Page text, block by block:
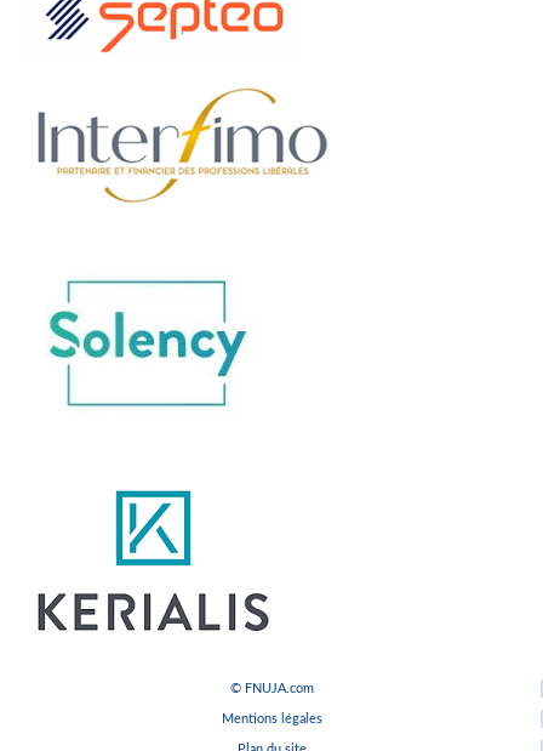
© FNUJA.com
Mentions légales